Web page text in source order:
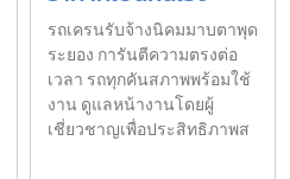
รถเครนรับจ้างนิคมมาบตาพุด
ระยอง การันตีความตรงต่อ
เวลา รถทุกคันสภาพพร้อมใช้
งาน ดูแลหน้างานโดยผู้
เชี่ยวชาญเพื่อประสิทธิภาพส